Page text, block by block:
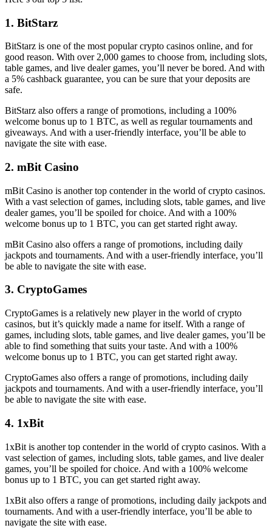
1. BitStarz
BitStarz is one of the most popular crypto casinos online, and for
good reason. With over 2,000 games to choose from, including slots,
table games, and live dealer games, you’ll never be bored. And with
a 5% cashback guarantee, you can be sure that your deposits are
safe.
BitStarz also offers a range of promotions, including a 100%
welcome bonus up to 1 BTC, as well as regular tournaments and
giveaways. And with a user-friendly interface, you’ll be able to
navigate the site with ease.
2. mBit Casino
mBit Casino is another top contender in the world of crypto casinos.
With a vast selection of games, including slots, table games, and live
dealer games, you’ll be spoiled for choice. And with a 100%
welcome bonus up to 1 BTC, you can get started right away.
mBit Casino also offers a range of promotions, including daily
jackpots and tournaments. And with a user-friendly interface, you’ll
be able to navigate the site with ease.
3. CryptoGames
CryptoGames is a relatively new player in the world of crypto
casinos, but it’s quickly made a name for itself. With a range of
games, including slots, table games, and live dealer games, you’ll be
able to find something that suits your taste. And with a 100%
welcome bonus up to 1 BTC, you can get started right away.
CryptoGames also offers a range of promotions, including daily
jackpots and tournaments. And with a user-friendly interface, you’ll
be able to navigate the site with ease.
4. 1xBit
1xBit is another top contender in the world of crypto casinos. With a
vast selection of games, including slots, table games, and live dealer
games, you’ll be spoiled for choice. And with a 100% welcome
bonus up to 1 BTC, you can get started right away.
1xBit also offers a range of promotions, including daily jackpots and
tournaments. And with a user-friendly interface, you’ll be able to
navigate the site with ease.